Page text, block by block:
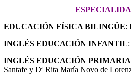
EDUCACIÓN FÍSICA BILINGÜE:
INGLÉS EDUCACIÓN INFANTIL
INGLÉS EDUCACIÓN PRIMARIA
Santafe y Dª Rita María Novo de